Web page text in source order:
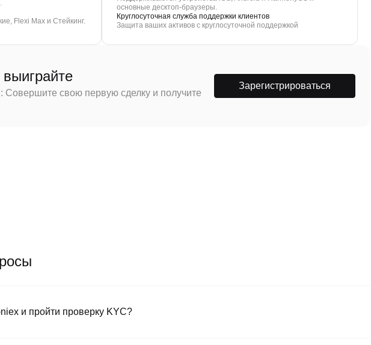
Flexi Max и Стейкинг.
основные десктоп-браузеры.
Круглосуточная служба поддержки клиентов
Защита ваших активов с круглосуточной поддержкой
выиграйте
Совершите свою первую сделку и получите
Зарегистрироваться
и пройти проверку KYC?